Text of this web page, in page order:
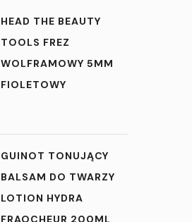
HEAD THE BEAUTY
TOOLS FREZ
WOLFRAMOWY 5MM
FIOLETOWY
GUINOT TONUJĄCY
BALSAM DO TWARZY
LOTION HYDRA
FRAOCHEUR 200ML